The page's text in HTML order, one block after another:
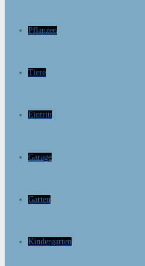
Pflanzen
Tiere
Eintritt
Garage
Garten
Kindergarten